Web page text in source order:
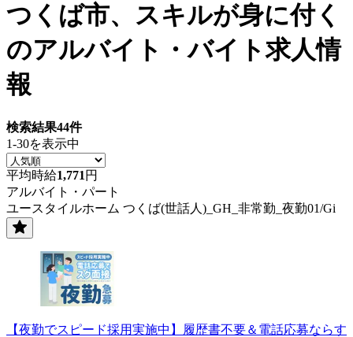
つくば市、スキルが身に付く
のアルバイト・バイト求人情
報
検索結果44件
1-30を表示中
平均時給1,771 円
アルバイト・パート
ユースタイルホーム つくば(世話人)_GH_非常勤_夜勤01/Gi
【夜勤でスピード採用実施中】履歴書不要＆電話応募ならす